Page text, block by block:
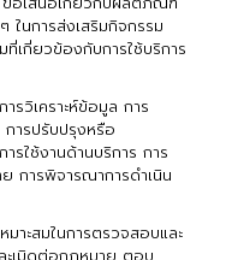
ในการส่งเสริมกิจกรรม
เกี่ยวข้องกับการใช้บริการ
รวิเคราะห์ข้อมูล การ
ารปรับปรุงหรือ
ารใช้งานด้านบริการ การ
การพิจารณาการดำเนิน
มาะสมในการตรวจสอบและ